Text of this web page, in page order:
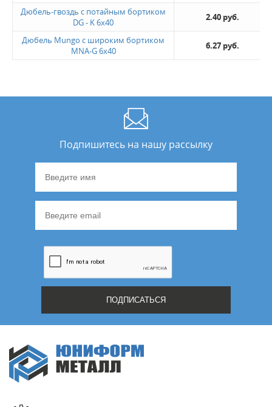
Дюбель-гвоздь с потайным бортиком
DG - K 6x40
2.40 руб.
Дюбель Mungo с широким бортиком
MNA-G 6x40
6.27 руб.
Подпишитесь на нашу рассылку